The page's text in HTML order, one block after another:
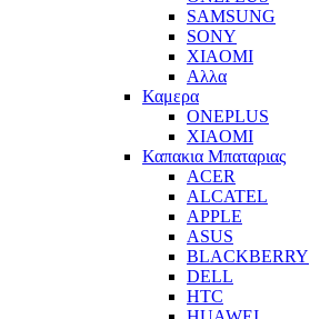
SAMSUNG
SONY
XIAOMI
Αλλα
Καμερα
ONEPLUS
XIAOMI
Καπακια Μπαταριας
ACER
ALCATEL
APPLE
ASUS
BLACKBERRY
DELL
HTC